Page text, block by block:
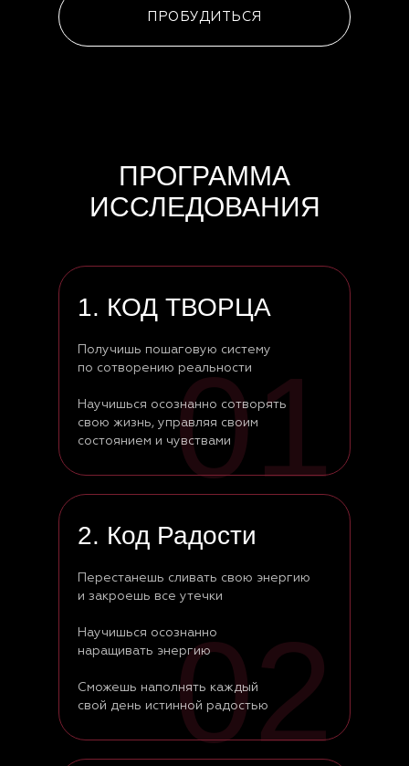
ПРОБУДИТЬСЯ
ПРОГРАММА
ИССЛЕДОВАНИЯ
01
1. КОД ТВОРЦА
Получишь пошаговую систему
по сотворению реальности
Научишься осознанно сотворять
свою жизнь, управляя своим
состоянием и чувствами
02
2. Код Радости
Перестанешь сливать свою энергию
и закроешь все утечки
Научишься осознанно
наращивать энергию
Сможешь наполнять каждый
свой день истинной радостью